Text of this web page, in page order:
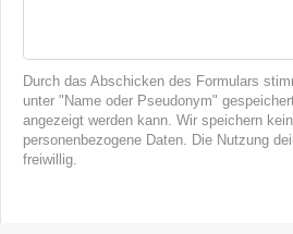
Durch das Abschicken des Formulars
unter "Name oder Pseudonym"
angezeigt werden kann. Wir speichern
personenbezogene Daten. Die Nutzung
freiwillig.